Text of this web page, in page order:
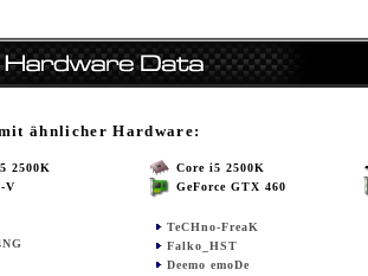
ähnlicher Hardware:
2500K
V
Core i5 2500K
GeForce GTX 460
TeCHno-FreaK
Falko_HST
Deemo emoDe